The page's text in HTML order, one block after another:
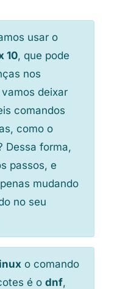
usar o
10, que pode
nos
deixar
comandos
como o
Dessa forma,
passos, e
mudando
no seu
o comando
é o dnf,